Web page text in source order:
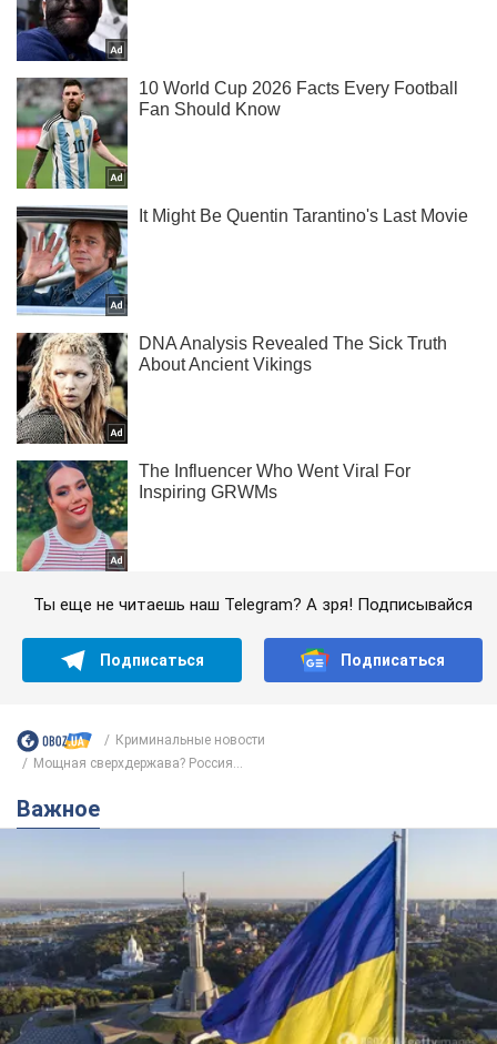
Ты еще не читаешь наш Telegram? А зря! Подписывайся
Подписаться Подписаться
Криминальные новости
Мощная сверхдержава? Россия...
Важное